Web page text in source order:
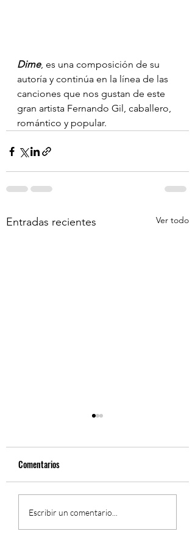
Dime, es una composición de su
autoría y continúa en la línea de las
canciones que nos gustan de este
gran artista Fernando Gil, caballero,
romántico y popular.
Entradas recientes Ver todo
El Concierto Sinfónico de
Comentarios
Escribir un comentario...